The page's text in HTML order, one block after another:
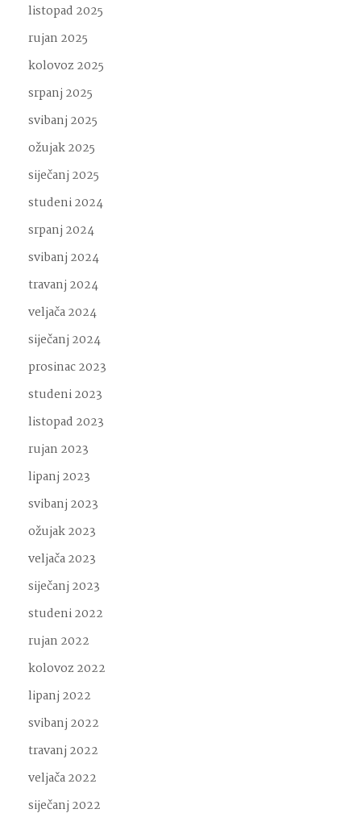
listopad 2025
rujan 2025
kolovoz 2025
srpanj 2025
svibanj 2025
ožujak 2025
siječanj 2025
studeni 2024
srpanj 2024
svibanj 2024
travanj 2024
veljača 2024
siječanj 2024
prosinac 2023
studeni 2023
listopad 2023
rujan 2023
lipanj 2023
svibanj 2023
ožujak 2023
veljača 2023
siječanj 2023
studeni 2022
rujan 2022
kolovoz 2022
lipanj 2022
svibanj 2022
travanj 2022
veljača 2022
siječanj 2022